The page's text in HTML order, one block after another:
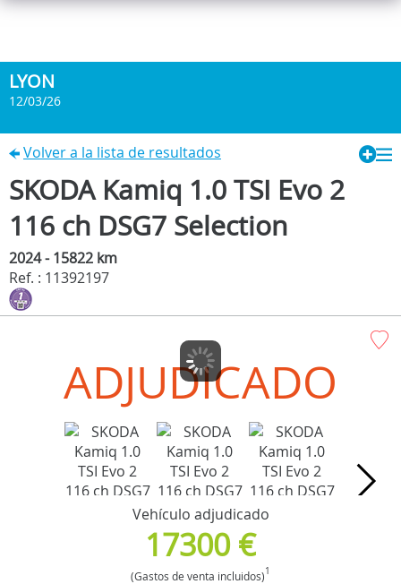
LYON
12/03/26
Volver a la lista de resultados
SKODA Kamiq 1.0 TSI Evo 2
116 ch DSG7 Selection
2024 - 15822 km
Ref. : 11392197
ADJUDICADO
Vehículo adjudicado
17300 €
(Gastos de venta incluidos)1